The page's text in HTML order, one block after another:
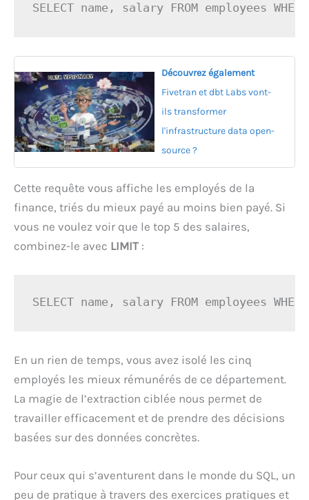
SELECT name, salary FROM employees
Découvrez également
Fivetran et dbt Labs vont-
ils transformer
l'infrastructure data open-
source ?
Cette requête vous affiche les employés de la
finance, triés du mieux payé au moins bien payé. Si
vous ne voulez voir que le top 5 des salaires,
combinez-le avec LIMIT :
SELECT name, salary FROM employees
En un rien de temps, vous avez isolé les cinq
employés les mieux rémunérés de ce département.
La magie de l’extraction ciblée nous permet de
travailler efficacement et de prendre des décisions
basées sur des données concrètes.
Pour ceux qui s’aventurent dans le monde du SQL, un
peu de pratique à travers des exercices pratiques et